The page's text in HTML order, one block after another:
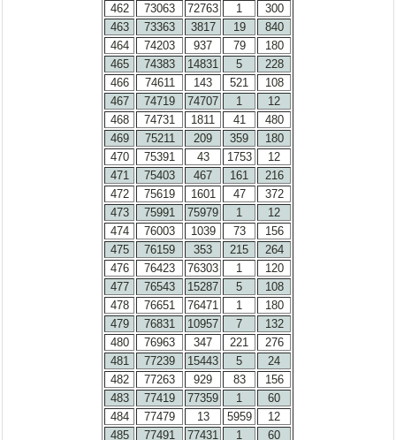
462
73063 72763 1
300
463
73363 3817 19
840
464
74203 937 79
180
465
74383 14831 5
228
466
74611 143 521
108
467
74719 74707 1
12
468
74731 1811 41
480
469
75211 209 359
180
470
75391 43 1753
12
471
75403 467 161
216
472
75619 1601 47
372
473
75991 75979 1
12
474
76003 1039 73
156
475
76159 353 215
264
476
76423 76303 1
120
477
76543 15287 5
108
478
76651 76471 1
180
479
76831 10957 7
132
480
76963 347 221
276
481
77239 15443 5
24
482
77263 929 83
156
483
77419 77359 1
60
484
77479 13 5959
12
485
77491 77431 1 60